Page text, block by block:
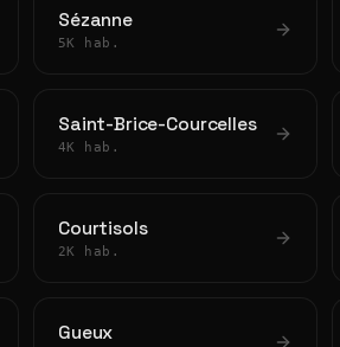
Sézanne
5K hab.
Saint-Brice-Courcelles
4K hab.
Courtisols
2K hab.
Gueux